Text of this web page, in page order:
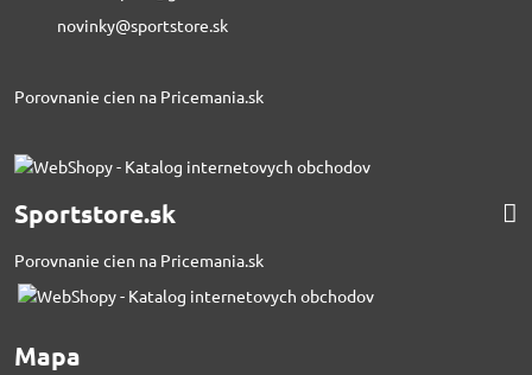
novinky@sportstore.sk
Porovnanie cien na Pricemania.sk
Sportstore.sk
Porovnanie cien na Pricemania.sk
Mapa